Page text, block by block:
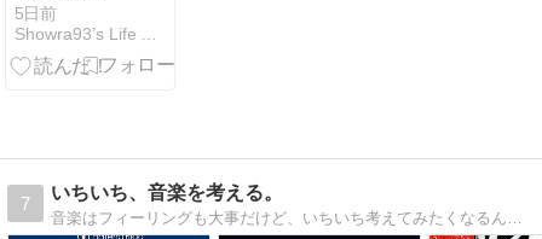
人）】「くつ
ずれ」｜歌詞
の意味を考
5日前
Showra93’s Life AID
7
いちいち、音楽を考える。
音楽はフィーリングも大事だけど、いちいち考えてみたくなるんです。